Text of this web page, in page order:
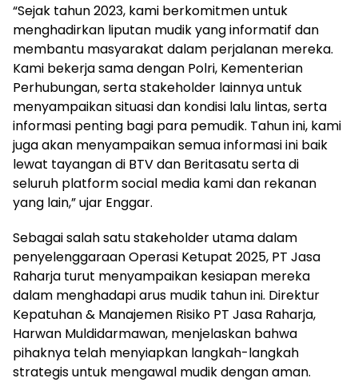
“Sejak tahun 2023, kami berkomitmen untuk
menghadirkan liputan mudik yang informatif dan
membantu masyarakat dalam perjalanan mereka.
Kami bekerja sama dengan Polri, Kementerian
Perhubungan, serta stakeholder lainnya untuk
menyampaikan situasi dan kondisi lalu lintas, serta
informasi penting bagi para pemudik. Tahun ini, kami
juga akan menyampaikan semua informasi ini baik
lewat tayangan di BTV dan Beritasatu serta di
seluruh platform social media kami dan rekanan
yang lain,” ujar Enggar.
Sebagai salah satu stakeholder utama dalam
penyelenggaraan Operasi Ketupat 2025, PT Jasa
Raharja turut menyampaikan kesiapan mereka
dalam menghadapi arus mudik tahun ini. Direktur
Kepatuhan & Manajemen Risiko PT Jasa Raharja,
Harwan Muldidarmawan, menjelaskan bahwa
pihaknya telah menyiapkan langkah-langkah
strategis untuk mengawal mudik dengan aman.